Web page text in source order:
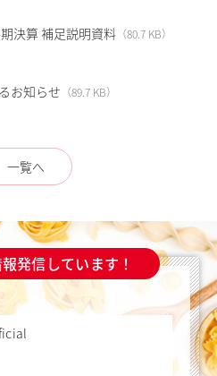
決算 補足説明資料 （80.7 KB）
お知らせ （89.7 KB）
一覧へ
発信しています！